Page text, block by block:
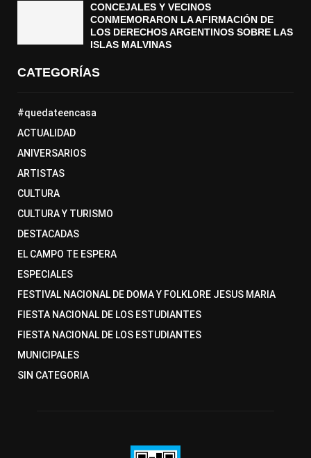
CONCEJALES Y VECINOS
CONMEMORARON LA AFIRMACIÓN DE
LOS DERECHOS ARGENTINOS SOBRE LAS
ISLAS MALVINAS
CATEGORÍAS
#quedateencasa
ACTUALIDAD
ANIVERSARIOS
ARTISTAS
CULTURA
CULTURA Y TURISMO
DESTACADAS
EL CAMPO TE ESPERA
ESPECIALES
FESTIVAL NACIONAL DE DOMA Y FOLKLORE JESUS MARIA
FIESTA NACIONAL DE LOS ESTUDIANTES
FIESTA NACIONAL DE LOS ESTUDIANTES
MUNICIPALES
SIN CATEGORIA